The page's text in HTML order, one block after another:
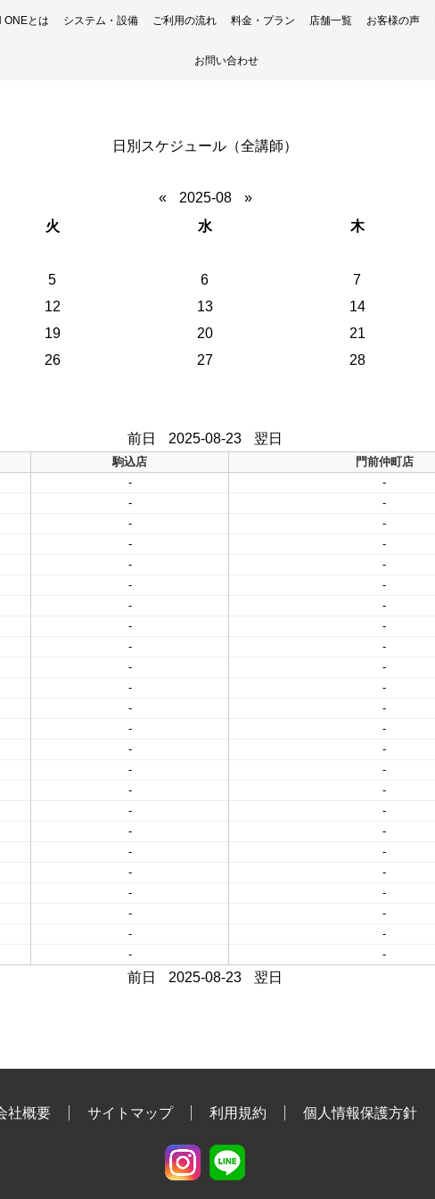
ONEとは システム・設備 ご利用の流れ 料金・プラン 店舗一覧 お客様の声
お問い合わせ
日別スケジュール（全講師）
« 2025-08 »
火 水 木
5 6 7
12 13 14
19 20 21
26 27 28
前日 2025-08-23 翌日
駒込店 門前仲町店
- -
- -
- -
- -
- -
- -
- -
- -
- -
- -
- -
- -
- -
- -
- -
- -
- -
- -
- -
- -
- -
- -
- -
- -
前日 2025-08-23 翌日
社概要 サイトマップ 利用規約 個人情報保護方針